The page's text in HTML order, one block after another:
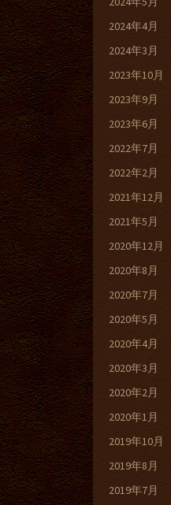
2024年4月
2024年3月
2023年10月
2023年9月
2023年6月
2022年7月
2022年2月
2021年12月
2021年5月
2020年12月
2020年8月
2020年7月
2020年5月
2020年4月
2020年3月
2020年2月
2020年1月
2019年10月
2019年8月
2019年7月